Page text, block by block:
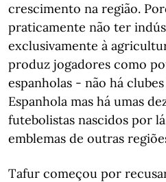
crescimento na região.
praticamente não ter
exclusivamente à
produz jogadores como
espanholas - não há
Espanhola mas há umas
futebolistas nascidos por
emblemas de outras
Tafur começou por